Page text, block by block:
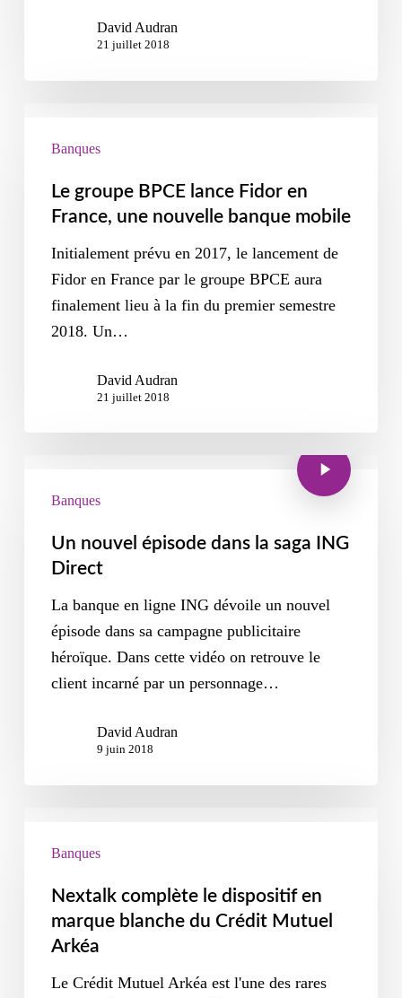
David Audran
21 juillet 2018
Banques
Le groupe BPCE lance Fidor en
France, une nouvelle banque mobile
Initialement prévu en 2017, le lancement de
Fidor en France par le groupe BPCE aura
finalement lieu à la fin du premier semestre
2018. Un…
David Audran
21 juillet 2018
Banques
Un nouvel épisode dans la saga ING
Direct
La banque en ligne ING dévoile un nouvel
épisode dans sa campagne publicitaire
héroïque. Dans cette vidéo on retrouve le
client incarné par un personnage…
David Audran
9 juin 2018
Banques
Nextalk complète le dispositif en
marque blanche du Crédit Mutuel
Arkéa
Le Crédit Mutuel Arkéa est l'une des rares